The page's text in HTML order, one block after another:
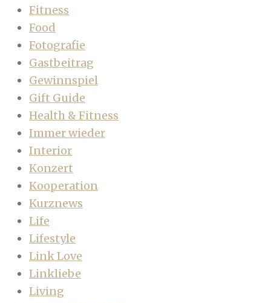
Fitness
Food
Fotografie
Gastbeitrag
Gewinnspiel
Gift Guide
Health & Fitness
Immer wieder
Interior
Konzert
Kooperation
Kurznews
Life
Lifestyle
Link Love
Linkliebe
Living